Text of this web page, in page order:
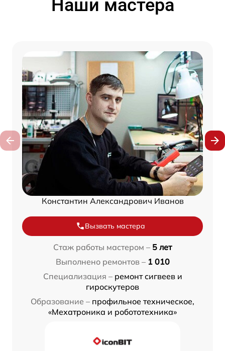
Наши мастера
Константин Александрович Иванов
Вызвать мастера
Стаж работы мастером – 5 лет
Выполнено ремонтов – 1 010
Специализация – ремонт сигвеев и
гироскутеров
Образование – профильное техническое,
«Мехатроника и робототехника»